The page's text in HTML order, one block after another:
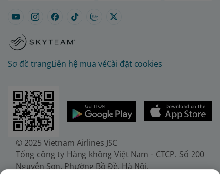
Sơ đồ trangLiên hệ mua véCài đặt cookies
© 2025 Vietnam Airlines JSC
Tổng công ty Hàng không Việt Nam - CTCP. Số 200
Nguyễn Sơn, Phường Bồ Đề, Hà Nội.